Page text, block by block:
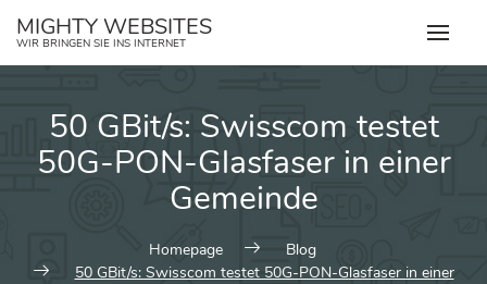
InhaltMIGHTY WEBSITES
WIR BRINGEN SIE INS INTERNET
50 GBit/s: Swisscom testet
50G-PON-Glasfaser in einer
Gemeinde
Homepage
Blog
50 GBit/s: Swisscom testet 50G-PON-Glasfaser in einer